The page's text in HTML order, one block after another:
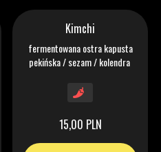
Kimchi
fermentowana ostra kapusta
pekińska / sezam / kolendra
15,00 PLN